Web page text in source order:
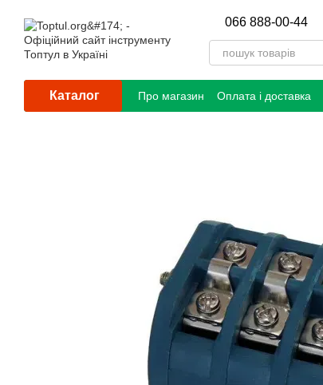
066 888-00-44
Каталог Про магазин Оплата і доставка